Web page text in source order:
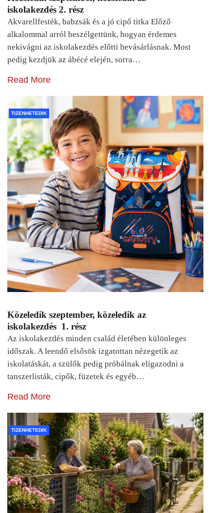
iskolakezdés 2. rész
Akvarellfesték, babzsák és a jó cipő titka Előző
alkalommal arról beszélgettünk, hogyan érdemes
nekivágni az iskolakezdés előtti bevásárlásnak. Most
pedig kezdjük az ábécé elején, sorra…
Read More
TIZENHETEDIK
Közeledik szeptember, közeledik az
iskolakezdés 1. rész
Az iskolakezdés minden család életében különleges
időszak. A leendő elsősök izgatottan nézegetik az
iskolatáskát, a szülők pedig próbálnak eligazodni a
tanszerlisták, cipők, füzetek és egyéb…
Read More
TIZENHETEDIK